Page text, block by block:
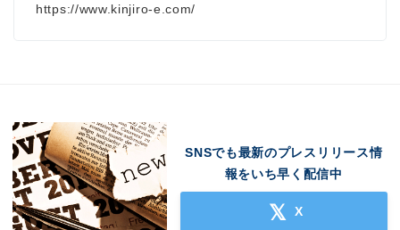
https://www.kinjiro-e.com/
SNSでも最新のプレスリリース情
報をいち早く配信中
X